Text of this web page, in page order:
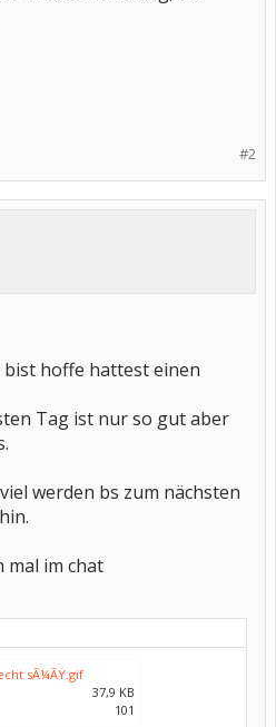
#2
bist hoffe hattest einen
Tag ist nur so gut aber
werden bs zum nächsten
mal im chat
sÃ¼ÃŸ.gif
37,9 KB
101